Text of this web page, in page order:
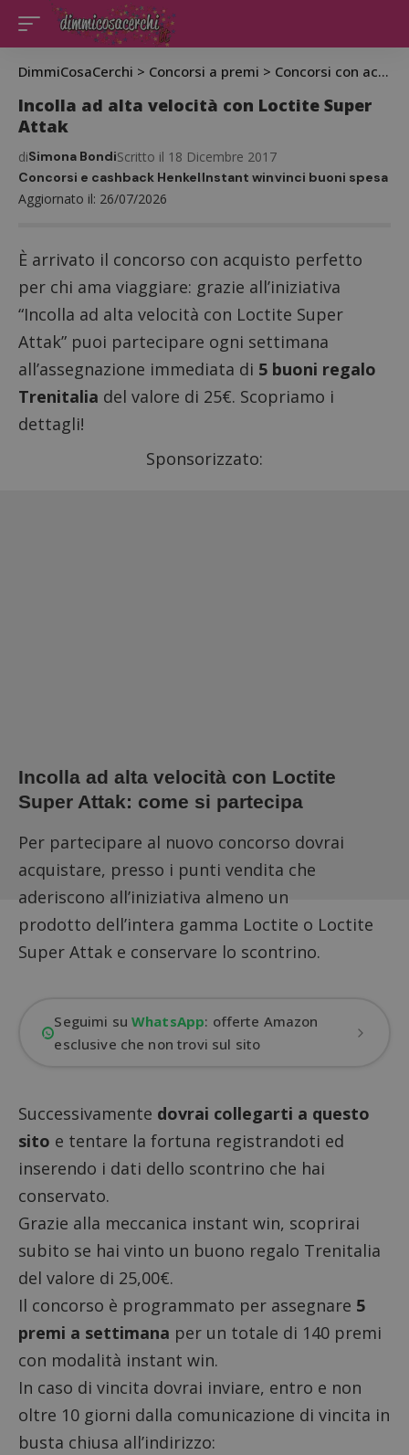
DimmiCosaCerchi > Concorsi a premi > Concorsi con acquisto
Incolla ad alta velocità con Loctite Super
Attak
Aggiornato il: 26/07/2026
diSimona BondiScritto il 18 Dicembre 2017
Concorsi e cashback HenkelInstant winvinci buoni spesa
È arrivato il concorso con acquisto perfetto
per chi ama viaggiare: grazie all’iniziativa
“Incolla ad alta velocità con Loctite Super
Attak” puoi partecipare ogni settimana
all’assegnazione immediata di 5 buoni regalo
Trenitalia del valore di 25€. Scopriamo i
dettagli!
Sponsorizzato:
Incolla ad alta velocità con Loctite
Super Attak: come si partecipa
Per partecipare al nuovo concorso dovrai
acquistare, presso i punti vendita che
aderiscono all’iniziativa almeno un
prodotto dell’intera gamma Loctite o Loctite
Super Attak e conservare lo scontrino.
Seguimi suWhatsApp: offerte Amazon
esclusive che non trovi sul sito
Successivamente dovrai collegarti a questo
sito e tentare la fortuna registrandoti ed
inserendo i dati dello scontrino che hai
conservato.
Grazie alla meccanica instant win, scoprirai
subito se hai vinto un buono regalo Trenitalia
del valore di 25,00€.
Il concorso è programmato per assegnare 5
premi a settimana per un totale di 140 premi
con modalità instant win.
In caso di vincita dovrai inviare, entro e non
oltre 10 giorni dalla comunicazione di vincita in
busta chiusa all’indirizzo: